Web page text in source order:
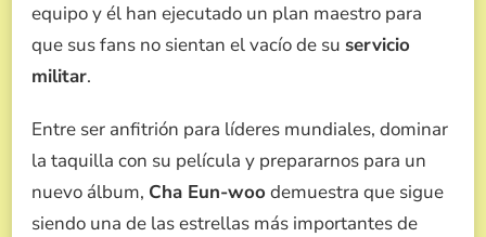
equipo y él han ejecutado un plan maestro para
que sus fans no sientan el vacío de su servicio
militar.
Entre ser anfitrión para líderes mundiales, dominar
la taquilla con su película y prepararnos para un
nuevo álbum, Cha Eun-woo demuestra que sigue
siendo una de las estrellas más importantes de